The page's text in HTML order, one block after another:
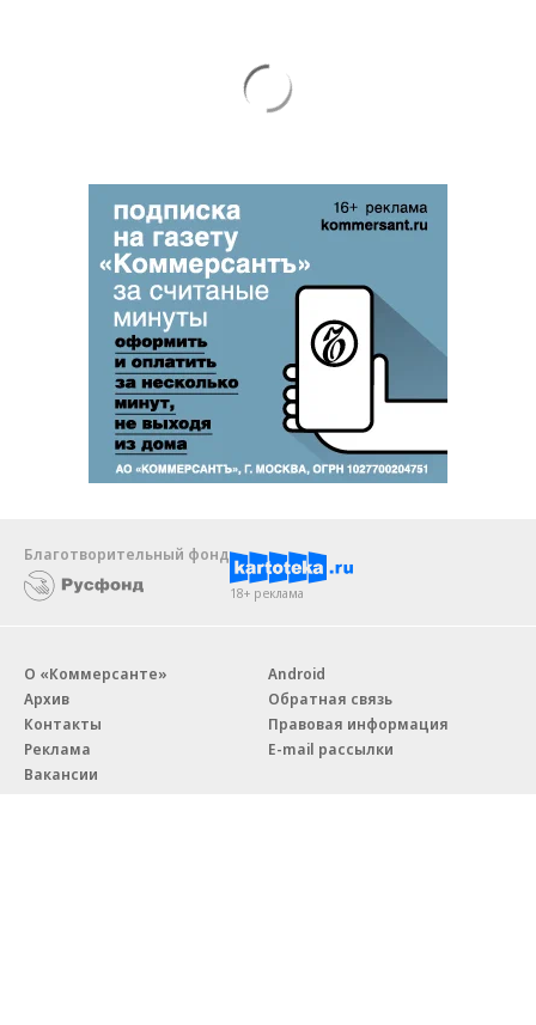
Благотворительный фонд
18+ реклама
О «Коммерсанте»
Архив
Контакты
Реклама
Вакансии
Android
Обратная связь
Правовая информация
E-mail рассылки